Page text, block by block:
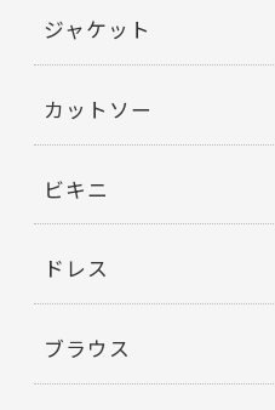
ジャケット
カットソー
ビキニ
ドレス
ブラウス